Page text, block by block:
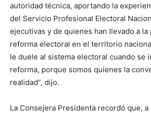
autoridad técnica, aportando la
del Servicio Profesional Electoral
ejecutivas y de quienes han llevado a la
reforma electoral en el territorio
le duele al sistema electoral cuando se
reforma, porque somos quienes la
realidad”, dijo.
La Consejera Presidenta recordó que,